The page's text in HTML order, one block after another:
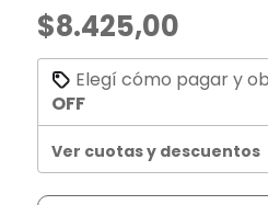
$8.425,00
Elegí cómo pagar y
OFF
Ver cuotas y descuentos